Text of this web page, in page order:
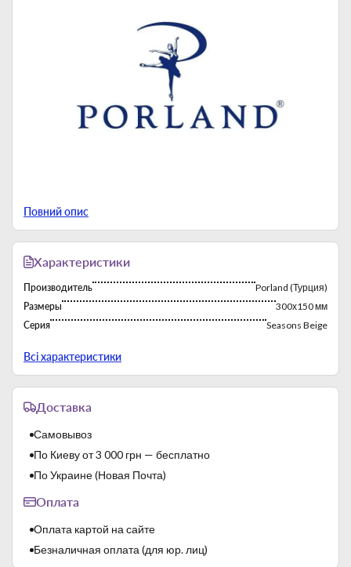
Porland Seasons — пример высокого качества и
аутентичного дизайна фарфоровых изделий
Посуда Porland была полностью разработана лучшими
турецкими дизайнерами, которые имеют множество
формы посуды в сочетании с богатством натуральных
цветов означают, что блюда из линейки Seasons позволяют
выразить красоту и эмоции в представленных блюдах.
Ссылаясь на атмосферные явления и элементы,
Повний опис
Характеристики
Производитель
Porland (Турция)
Размеры
300х150 мм
Серия
Seasons Beige
Всі характеристики
Доставка
Самовывоз
По Киеву от 3 000 грн — бесплатно
По Украине (Новая Почта)
Оплата
Оплата картой на сайте
Безналичная оплата (для юр. лиц)